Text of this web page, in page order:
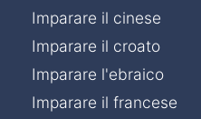
Imparare il cinese
Imparare il croato
Imparare l'ebraico
Imparare il francese